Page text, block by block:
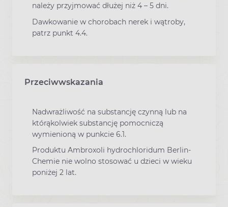
należy przyjmować dłużej niż 4 – 5 dni.
Dawkowanie w chorobach nerek i wątroby,
patrz punkt 4.4.
Przeciwwskazania
Nadwrażliwość na substancję czynną lub na
którąkolwiek substancję pomocniczą
wymienioną w punkcie 6.1.
Produktu Ambroxoli hydrochloridum Berlin-
Chemie nie wolno stosować u dzieci w wieku
poniżej 2 lat.